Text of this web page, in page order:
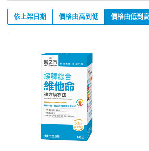
依上架日期 價格由高到低 價格由低到